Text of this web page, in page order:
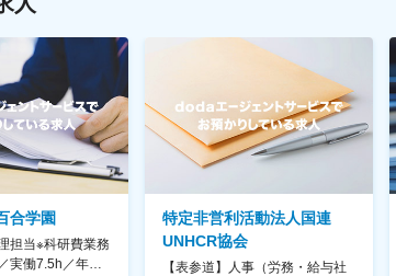
合学園
担当※科研費業務
働7.5h／年休
特定非営利活動法人国連
UNHCR協会
【表参道】人事（労務・給与社